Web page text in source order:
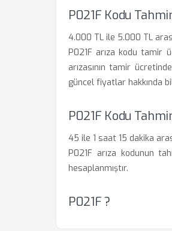
P021F Kodu
4.000 TL ile 5.000 TL
P021F arıza kodu tamir
arızasının tamir
güncel fiyatlar hakkında
P021F Kodu
45 ile 1 saat 15 dakika
P021F arıza kodunun
hesaplanmıştır.
P021F ?